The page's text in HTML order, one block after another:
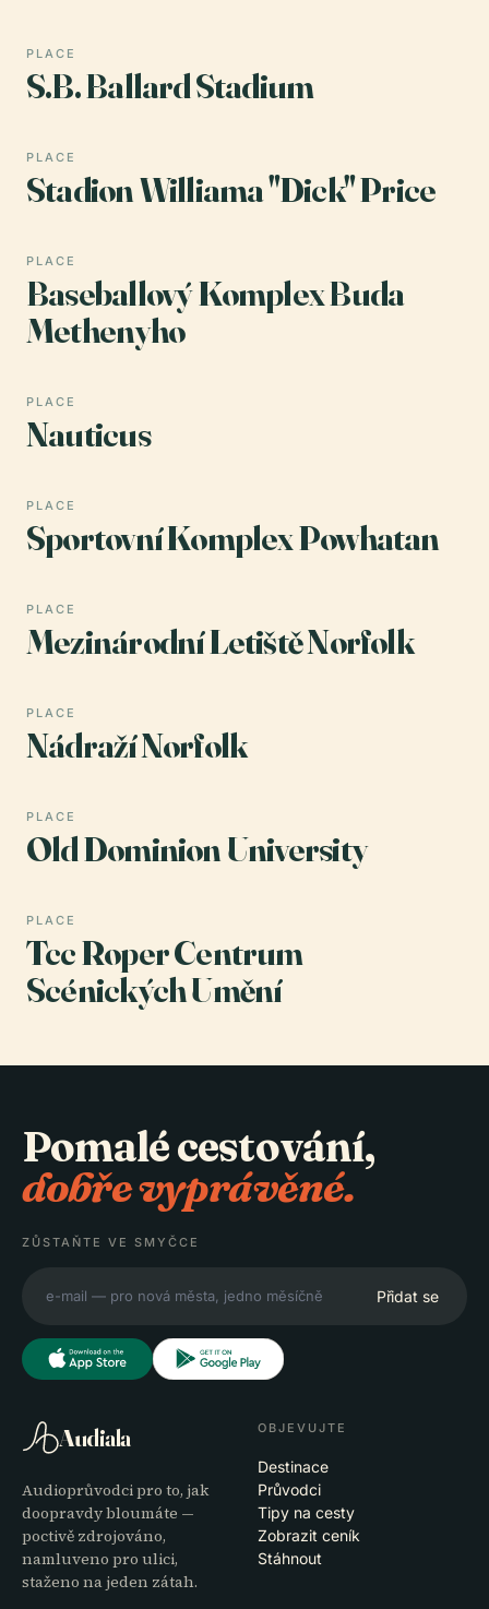
PLACE
S.B. Ballard Stadium
PLACE
Stadion Williama "Dick" Price
PLACE
Baseballový Komplex Buda
Methenyho
PLACE
Nauticus
PLACE
Sportovní Komplex Powhatan
PLACE
Mezinárodní Letiště Norfolk
PLACE
Nádraží Norfolk
PLACE
Old Dominion University
PLACE
Tcc Roper Centrum
Scénických Umění
Pomalé cestování,
dobře vyprávěné.
ZŮSTAŇTE VE SMYČCE
Přidat se
Audiala
Audioprůvodci pro to, jak
doopravdy bloumáte —
poctivě zdrojováno,
namluveno pro ulici,
staženo na jeden zátah.
OBJEVUJTE
Destinace
Průvodci
Tipy na cesty
Zobrazit ceník
Stáhnout